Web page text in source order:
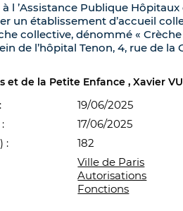
l ’Assistance Publique Hôpitaux
un établissement d’accueil
collective, dénommé «
de l’hôpital Tenon, 4, rue de la
et de la Petite Enfance Xavier
19/06/2025
17/06/2025
:
182
Ville de Paris
Autorisations
Fonctions